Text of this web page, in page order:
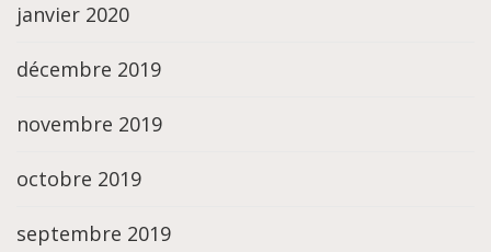
janvier 2020
décembre 2019
novembre 2019
octobre 2019
septembre 2019